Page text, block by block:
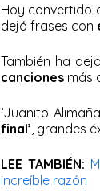
Hoy convertido
dejó frases con
También ha
canciones más
‘Juanito
final’ , grandes
LEE TAMBIÉN:
increíble razón